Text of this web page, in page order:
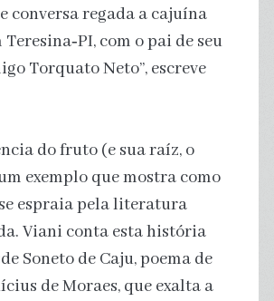
conversa regada a cajuína
Teresina‑PI, com o pai de seu
Torquato Neto”, escreve
do fruto (e sua raíz, o
exemplo que mostra como
espraia pela literatura
Viani conta esta história
Soneto de Caju, poema de
de Moraes, que exalta a